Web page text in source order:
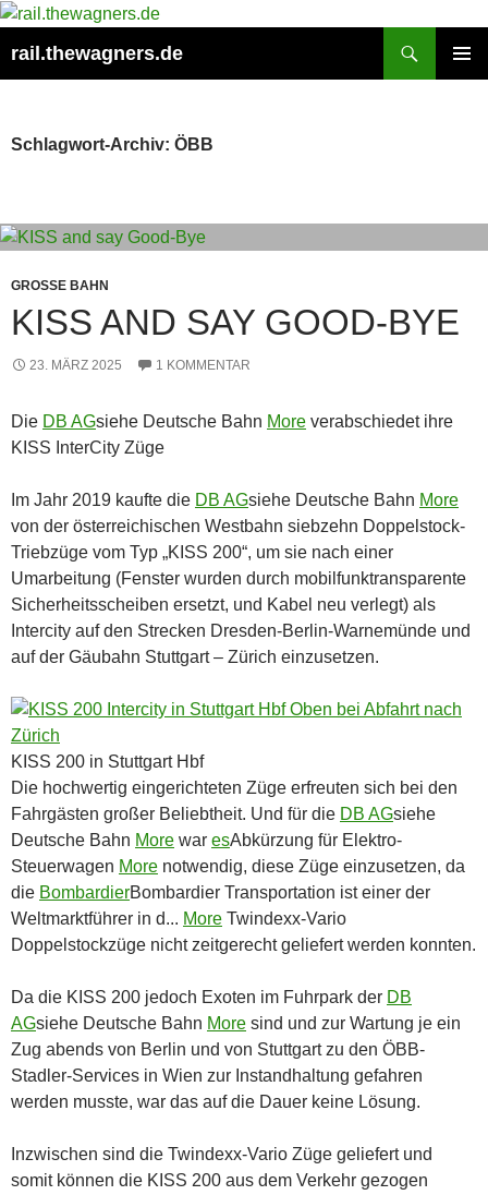
Zum
springen
rail.thewagners.de
Schlagwort-Archiv: ÖBB
GROSSE BAHN
KISS AND SAY GOOD-BYE
23. MÄRZ 2025 1 KOMMENTAR
Die DB AGsiehe Deutsche Bahn More verabschiedet ihre
KISS InterCity Züge
Im Jahr 2019 kaufte die DB AGsiehe Deutsche Bahn More
von der österreichischen Westbahn siebzehn Doppelstock-
Triebzüge vom Typ „KISS 200“, um sie nach einer
Umarbeitung (Fenster wurden durch mobilfunktransparente
Sicherheitsscheiben ersetzt, und Kabel neu verlegt) als
Intercity auf den Strecken Dresden-Berlin-Warnemünde und
auf der Gäubahn Stuttgart – Zürich einzusetzen.
KISS 200 in Stuttgart Hbf
Die hochwertig eingerichteten Züge erfreuten sich bei den
Fahrgästen großer Beliebtheit. Und für die DB AGsiehe
Deutsche Bahn More war esAbkürzung für Elektro-
Steuerwagen More notwendig, diese Züge einzusetzen, da
die BombardierBombardier Transportation ist einer der
Weltmarktführer in d... More Twindexx-Vario
Doppelstockzüge nicht zeitgerecht geliefert werden konnten.
Da die KISS 200 jedoch Exoten im Fuhrpark der DB
AGsiehe Deutsche Bahn More sind und zur Wartung je ein
Zug abends von Berlin und von Stuttgart zu den ÖBB-
Stadler-Services in Wien zur Instandhaltung gefahren
werden musste, war das auf die Dauer keine Lösung.
Inzwischen sind die Twindexx-Vario Züge geliefert und
somit können die KISS 200 aus dem Verkehr gezogen